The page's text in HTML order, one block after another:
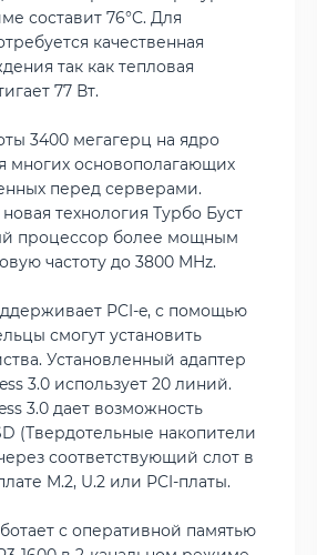
составит 76°C. Для
качественная
так как тепловая
77 Вт.
3400 мегагерц на ядро
многих основополагающих
перед серверами.
технология Турбо Буст
процессор более мощным
частоту до 3800 MHz.
PCI-e, с помощью
смогут установить
Установленный адаптер
3.0 использует 20 линий.
3.0 дает возможность
(Твердотельные накопители
соответствующий слот в
M.2, U.2 или PCI-платы.
с оперативной памятью